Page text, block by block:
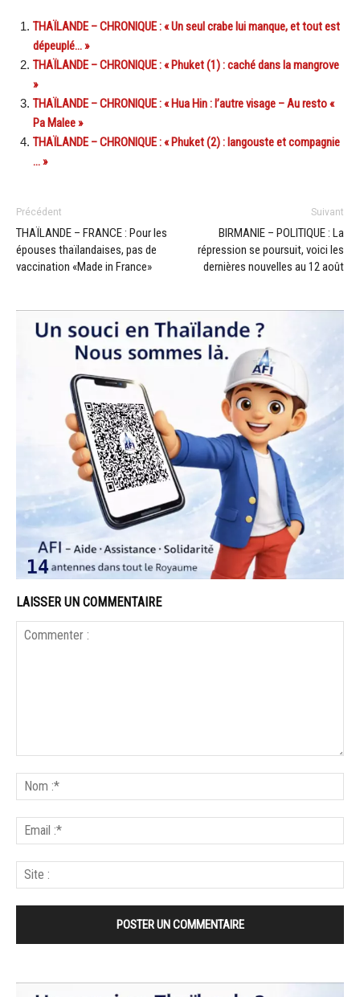
THAÏLANDE – CHRONIQUE : « Un seul crabe lui manque, et tout est
dépeuplé… »
THAÏLANDE – CHRONIQUE : « Phuket (1) : caché dans la mangrove
»
THAÏLANDE – CHRONIQUE : « Hua Hin : l’autre visage – Au resto «
Pa Malee »
THAÏLANDE – CHRONIQUE : « Phuket (2) : langouste et compagnie
… »
Précédent
THAÏLANDE – FRANCE : Pour les
épouses thaïlandaises, pas de
vaccination «Made in France»
Suivant
BIRMANIE – POLITIQUE : La
répression se poursuit, voici les
dernières nouvelles au 12 août
LAISSER UN COMMENTAIRE